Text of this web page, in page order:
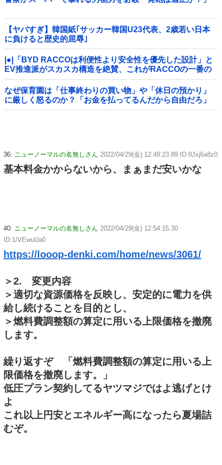
【ヤバすぎ】韓国紙｢サッカー韓国U23代表、2歳若い日本
に負けると歴史的屈辱｣
|●|「BYD RACCOは利便性より安全性を優先した設計」と
EV推進派がスカスカ構造を絶賛、これがRACCOの一番の
特徴よな
なぜ保育園は「仕事終わりの買い物」や「休日の預かり」
に厳しく怒るのか？「お金を払ってるんだから自由だろ」
主張する保護者 vs 「保育欠如のための施設」と諭す保育士
36: ニューノーマルの名無しさん 2022/04/29(金) 12:48:23.89 ID:8Jxj6a8z0
基本料金かからないから、まぁまだ安いかな
40: ニューノーマルの名無しさん 2022/04/29(金) 12:54:15.30
ID:1/VEwuUa0
https://looop-denki.com/home/news/3061/
＞2. 変更内容
＞適切な資源価格を反映し、安定的に電力を供
給し続けることを目的とし、
＞燃料費調整額の算定に用いる上限価格を撤廃
します。
繰り返すぞ 「燃料費調整額の算定に用いる上
限価格を撤廃します。」
低圧プラン契約してるヤツマジではよ逃げとけ
よ
これ以上円安とエネルギー高になったら夏場詰
むぞ。